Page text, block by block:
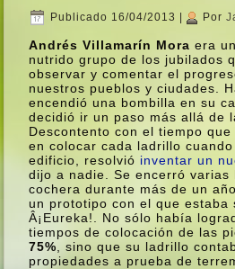
Publicado 16/04/2013 Por
Andrés Villamarí­n Mora era
nutrido grupo de los jubilados
observar y comentar el
nuestros pueblos y ciudades.
encendió una bombilla en su
decidió ir un paso más allá de
Descontento con el tiempo
en colocar cada ladrillo
edificio, resolvió inventar un
dijo a nadie. Se encerró varias
cochera durante más de un
un prototipo con el que estaba
Â¡Eureka!. No sólo habí­a
tiempos de colocación de las
75% , sino que su ladrillo
propiedades a prueba de